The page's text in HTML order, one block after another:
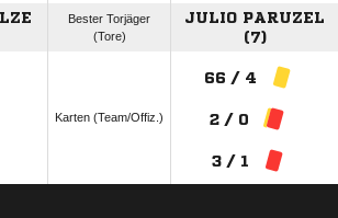
Bester Torjäger
(Tore)
JULIO PARUZEL
(7)
Karten (Team/Offiz.)
66 / 4
2 / 0
3 / 1